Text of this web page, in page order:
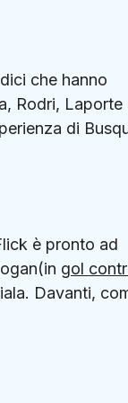
che hanno
Rodri, Laporte
di
è pronto ad
gol
Davanti,